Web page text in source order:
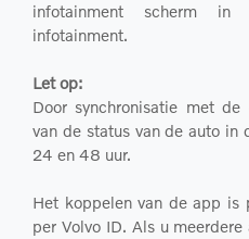
infotainment scherm
infotainment.
Let op:
Door synchronisatie met
van de status van de auto in
24 en 48 uur.
Het koppelen van de app is
per Volvo ID. Als u